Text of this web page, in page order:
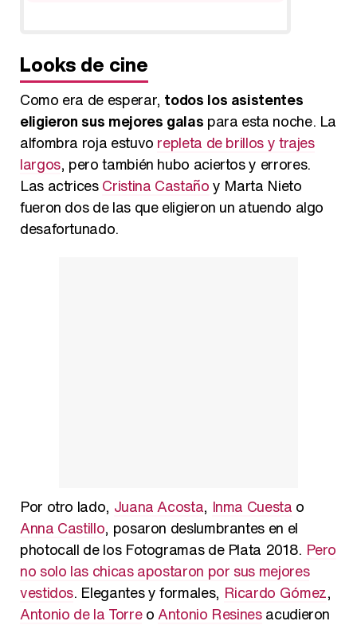
Looks de cine
Como era de esperar, todos los asistentes
eligieron sus mejores galas para esta noche. La
alfombra roja estuvo repleta de brillos y trajes
largos, pero también hubo aciertos y errores.
Las actricesCristina Castañoy Marta Nieto
fueron dos de las que eligieron un atuendo algo
desafortunado.
Por otro lado, Juana Acosta, Inma Cuesta o
Anna Castillo, posaron deslumbrantes en el
photocall de los Fotogramas de Plata 2018. Pero
no solo las chicas apostaron por sus mejores
vestidos. Elegantes y formales, Ricardo Gómez,
Antonio de la TorreoAntonio Resinesacudieron